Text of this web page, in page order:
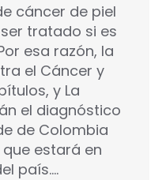
cáncer de piel
tratado si es
esa razón, la
el Cáncer y
y La
el diagnóstico
de Colombia
estará en
país.…